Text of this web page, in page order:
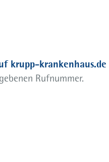
krupp-krankenhaus.de
Rufnummer.